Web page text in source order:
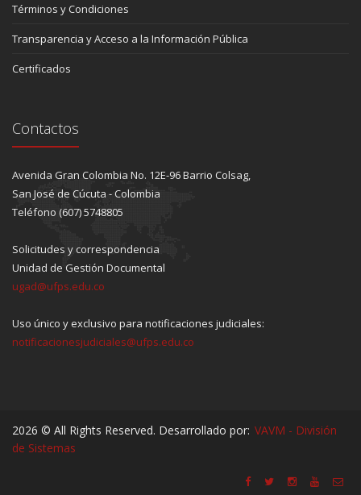
Términos y Condiciones
Transparencia y Acceso a la Información Pública
Certificados
Contactos
Avenida Gran Colombia No. 12E-96 Barrio Colsag,
San José de Cúcuta - Colombia
Teléfono (607) 5748805
Solicitudes y correspondencia
Unidad de Gestión Documental
ugad@ufps.edu.co
Uso único y exclusivo para notificaciones judiciales:
notificacionesjudiciales@ufps.edu.co
2026 © All Rights Reserved. Desarrollado por: VAVM - División
de Sistemas